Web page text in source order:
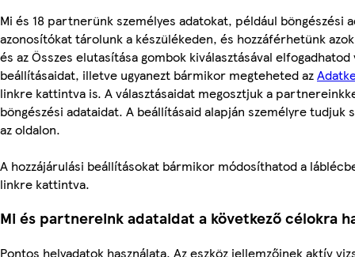
Mi és 18 partnerünk személyes adatokat, például böngészési
azonosítókat tárolunk a készülékeden, és hozzáférhetünk
és az Összes elutasítása gombok kiválasztásával
beállításaidat, illetve ugyanezt bármikor megteheted az
linkre kattintva is. A választásaidat megosztjuk a
böngészési adataidat. A beállításaid alapján személyre tudjuk
az oldalon.
A hozzájárulási beállításokat bármikor módosíthatod a
linkre kattintva.
Mi és partnereink adataidat a következő célokra
Pontos helyadatok használata. Az eszköz jellemzőinek aktív